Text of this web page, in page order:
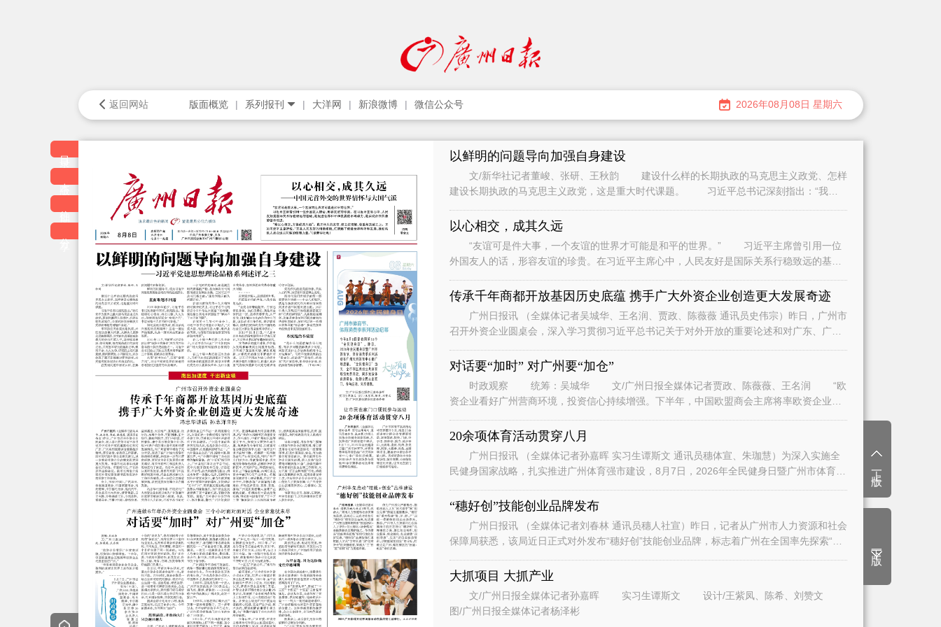
返回网站 版面概览 系列报刊 大洋网 新浪微博 微信公众号 2026年08月08日 星期六
以鲜明的问题导向加强自身建设
文/新华社记者董峻、张研、王秋韵 建设什么样的长期执政的马克思主义政党、怎样
建设长期执政的马克思主义政党，这是重大时代课题。 习近平总书记深刻指出：“我们
以心相交，成其久远
“友谊可是件大事，一个友谊的世界才可能是和平的世界。” 习近平主席曾引用一位
外国友人的话，形容友谊的珍贵。在习近平主席心中，人民友好是国际关系行稳致远的基
传承千年商都开放基因历史底蕴 携手广大外资企业创造更大发展奇迹
广州日报讯 （全媒体记者吴城华、王名润、贾政、陈薇薇 通讯员史伟宗）昨日，广州市
召开外资企业圆桌会，深入学习贯彻习近平总书记关于对外开放的重要论述和对广东、广州
对话要“加时” 对广州要“加仓”
时政观察 统筹：吴城华 文/广州日报全媒体记者贾政、陈薇薇、王名润 “欧
资企业看好广州营商环境，投资信心持续增强。下半年，中国欧盟商会主席将率欧资企业代
20余项体育活动贯穿八月
广州日报讯 （全媒体记者孙嘉晖 实习生谭斯文 通讯员穗体宣、朱珈慧）为深入实施全
民健身国家战略，扎实推进广州体育强市建设，8月7日，2026年全民健身日暨广州市体育
“穗好创”技能创业品牌发布
广州日报讯 （全媒体记者刘春林 通讯员穗人社宣）昨日，记者从广州市人力资源和社会
保障局获悉，该局近日正式对外发布“穗好创”技能创业品牌，标志着广州在全国率先探索“技
大抓项目 大抓产业
文/广州日报全媒体记者孙嘉晖 实习生谭斯文 设计/王紫凤、陈希、刘赞文
图/广州日报全媒体记者杨泽彬